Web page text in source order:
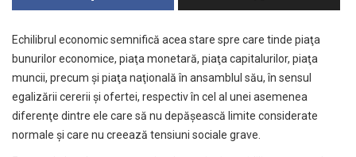
Echilibrul economic semnifică acea stare spre care tinde piaţa
bunurilor economice, piaţa monetară, piaţa capitalurilor, piaţa
muncii, precum şi piaţa naţională în ansamblul său, în sensul
egalizării cererii şi ofertei, respectiv în cel al unei asemenea
diferenţe dintre ele care să nu depăşească limite considerate
normale şi care nu creează tensiuni sociale grave.